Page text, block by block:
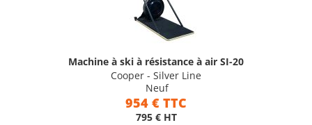
Machine à ski à résistance à air SI-20
Cooper - Silver Line
Neuf
954 € TTC
795 € HT